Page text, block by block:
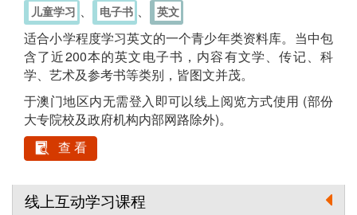
儿童学习 、 电子书 、 英文
适合小学程度学习英文的一个青少年类资料库。当中包
含了近200本的英文电子书，内容有文学、传记、科
学、艺术及参考书等类别，皆图文并茂。
于澳门地区内无需登入即可以线上阅览方式使用 (部份
大专院校及政府机构内部网路除外)。
查 看
线上互动学习课程